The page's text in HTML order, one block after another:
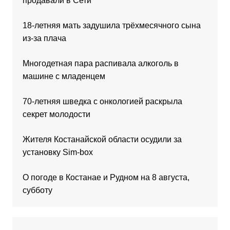
18-летняя мать задушила трёхмесячного сына
из-за плача
Многодетная пара распивала алкоголь в
машине с младенцем
70-летняя шведка с онкологией раскрыла
секрет молодости
Жителя Костанайской области осудили за
установку Sim-box
О погоде в Костанае и Рудном на 8 августа,
субботу